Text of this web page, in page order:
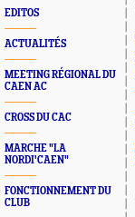
EDITOS
ACTUALITÉS
MEETING RÉGIONAL DU
CAEN AC
CROSS DU CAC
MARCHE "LA
NORDI'CAEN"
FONCTIONNEMENT DU
CLUB